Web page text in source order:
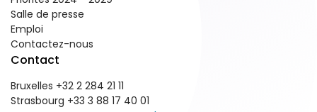
Salle de presse
Emploi
Contactez-nous
Contact
Bruxelles +32 2 284 21 11
Strasbourg +33 3 88 17 40 01